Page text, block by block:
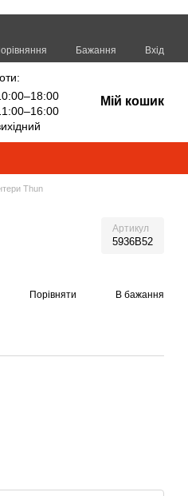
Бажання Вхід
Мій кошик
Thun
Артикул
5936B52
Порівняти В бажання